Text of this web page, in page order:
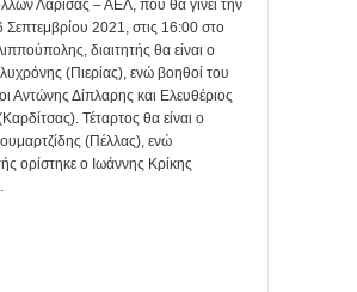
Λάρισας – ΑΕΛ, που θα γίνει την
Σεπτεμβρίου 2021, στις 16:00 στο
διαιτητής θα είναι ο
(Πιερίας), ενώ βοηθοί του
Αντώνης Δίπλαρης και Ελευθέριος
Τέταρτος θα είναι ο
(Πέλλας), ενώ
ορίστηκε ο Ιωάννης Κρίκης